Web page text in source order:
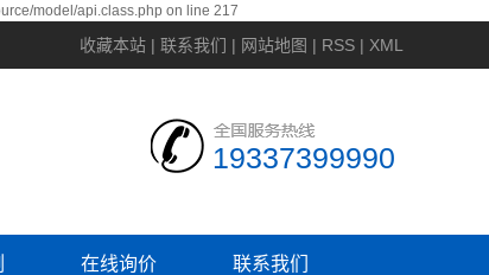
model/api.class.php on line 217
收藏本站 | 联系我们 | 网站地图 | RSS | XML
19337399990
在线询价 联系我们